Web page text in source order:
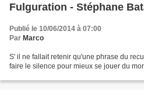
Fulguration - Stéphane
Publié le 10/06/2014 à 07:00
Par Marco
S' il ne fallait retenir qu'une phrase du
faire le silence pour mieux se jouer du